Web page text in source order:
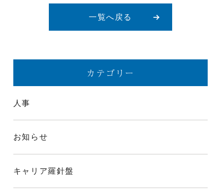
一覧へ戻る
カテゴリー
人事
お知らせ
キャリア羅針盤